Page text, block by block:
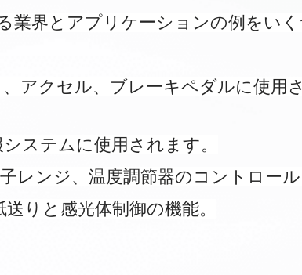
業界とアプリケーションの例をいく
、アクセル、ブレーキペダルに使用
ステムに使用されます。
レンジ、温度調節器のコントロール
りと感光体制御の機能。